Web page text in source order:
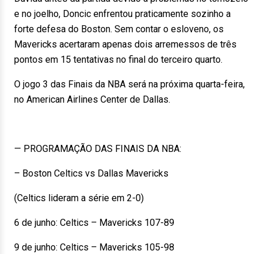
e no joelho, Doncic enfrentou praticamente sozinho a
forte defesa do Boston. Sem contar o esloveno, os
Mavericks acertaram apenas dois arremessos de três
pontos em 15 tentativas no final do terceiro quarto.
O jogo 3 das Finais da NBA será na próxima quarta-feira,
no American Airlines Center de Dallas.
— PROGRAMAÇÃO DAS FINAIS DA NBA:
– Boston Celtics vs Dallas Mavericks
(Celtics lideram a série em 2-0)
6 de junho: Celtics – Mavericks 107-89
9 de junho: Celtics – Mavericks 105-98